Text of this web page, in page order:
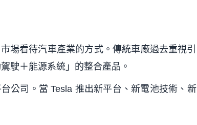
場看待汽車產業的方式。傳統車廠過去重視引
駛＋能源系統」的整合產品。
公司。當 Tesla 推出新平台、新電池技術、新